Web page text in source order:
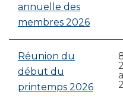
annuelle des
membres 2026
Réunion du
début du
printemps 2026